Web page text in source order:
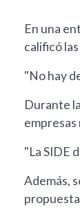
En una
calificó
"No hay
Durante
"La SIDE
Además,